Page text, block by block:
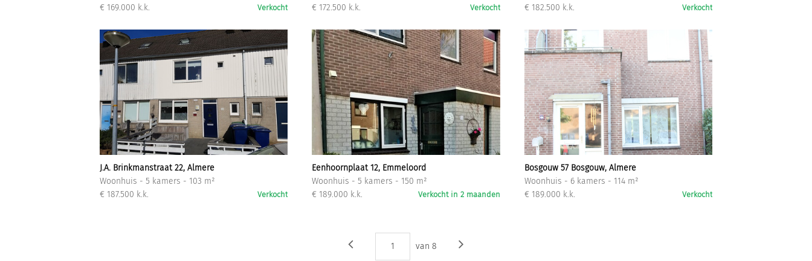
€ 169.000 k.k.
Verkocht
€ 172.500 k.k.
Verkocht
€ 182.500 k.k.
Verkocht
J.A. Brinkmanstraat 22, Almere
Woonhuis - 5 kamers - 103 m²
€ 187.500 k.k.
Verkocht
Eenhoornplaat 12, Emmeloord
Woonhuis - 5 kamers - 150 m²
€ 189.000 k.k.
Verkocht in 2 maanden
Bosgouw 57 Bosgouw, Almere
Woonhuis - 6 kamers - 114 m²
€ 189.000 k.k.
Verkocht
1 van 8